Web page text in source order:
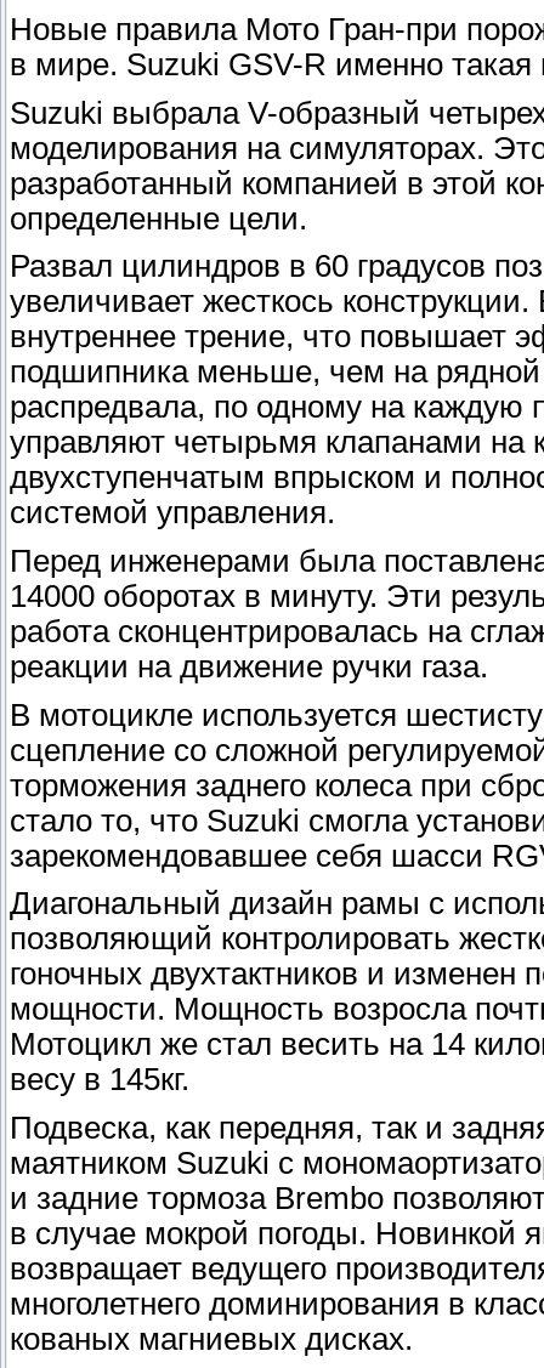
Новые правила Мото Гран-при
в мире. Suzuki GSV-R именно
Suzuki выбрала V-образный
моделирования на симуляторах.
разработанный компанией в этой
определенные цели.
Развал цилиндров в 60 градусов
увеличивает жесткось
внутреннее трение, что повышает
подшипника меньше, чем на рядной
распредвала, по одному на каждую
управляют четырьмя клапанами на
двухступенчатым впрыском и
системой управления.
Перед инженерами была
14000 оборотах в минуту. Эти
работа сконцентрировалась на
реакции на движение ручки газа.
В мотоцикле используется
сцепление со сложной
торможения заднего колеса при
стало то, что Suzuki смогла
зарекомендовавшее себя шасси
Диагональный дизайн рамы с
позволяющий контролировать
гоночных двухтактников и
мощности. Мощность возросла
Мотоцикл же стал весить на 14
весу в 145кг.
Подвеска, как передняя, так и
маятником Suzuki с
и задние тормоза Brembo
в случае мокрой погоды. Новинкой
возвращает ведущего
многолетнего доминирования в
кованых магниевых дисках.